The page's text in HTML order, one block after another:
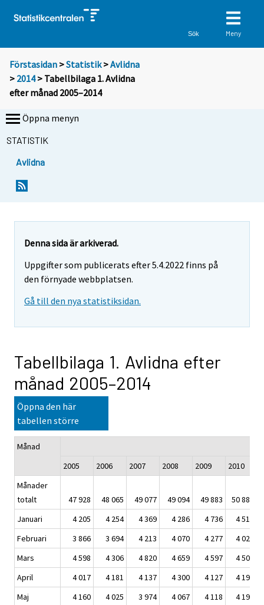
Sök Meny
Förstasidan >Statistik >Avlidna
> 2014> Tabellbilaga 1. Avlidna
efter månad 2005–2014
Öppna menyn
STATISTIK
Avlidna
Denna sida är arkiverad.
Uppgifter som publicerats efter 5.4.2022 finns på
den förnyade webbplatsen.
Gå till den nya statistiksidan.
Tabellbilaga 1. Avlidna efter
månad 2005–2014
Öppna den här
tabellen större
Månad
2005
2006 2007 2008 2009 2010
Månader
totalt
47 928 48 065 49 077 49 094 49 883 50 887
Januari
4 205 4 254 4 369 4 286 4 736
4 512
Februari
3 866 3 694 4 213 4 070 4 277
4 020
Mars
4 598 4 306 4 820 4 659 4 597
4 503
April
4 017 4 181 4 137 4 300 4 127
4 197
Maj
4 160 4 025 3 974 4 067 4 118
4 195